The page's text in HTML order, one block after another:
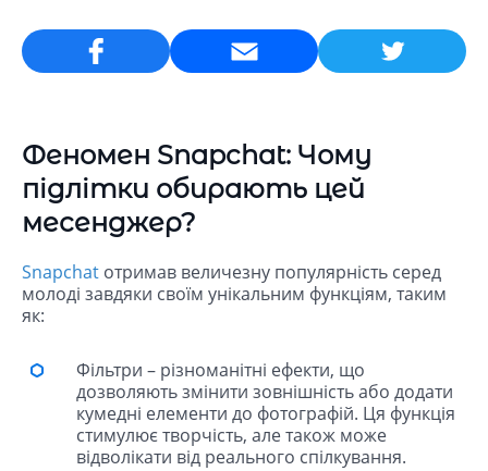
Email
Феномен Snapchat: Чому
підлітки обирають цей
месенджер?
Snapchat отримав величезну популярність серед
молоді завдяки своїм унікальним функціям, таким
як:
Фільтри – різноманітні ефекти, що
дозволяють змінити зовнішність або додати
кумедні елементи до фотографій. Ця функція
стимулює творчість, але також може
відволікати від реального спілкування.